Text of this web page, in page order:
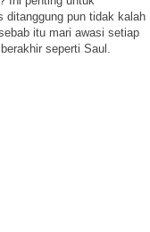
ditanggung pun tidak kalah
itu mari awasi setiap
seperti Saul.